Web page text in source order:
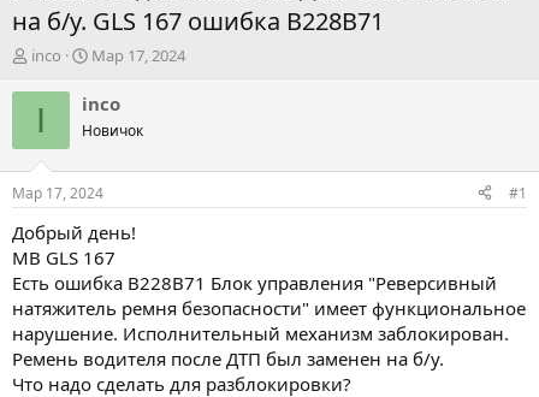
на б/у. GLS 167 ошибка B228B71
А
т
т
м
ы
inco
Д
т
н
ч
а
л
а
Мар 17, 2024
I inco
Новичок
Мар 17, 2024 #1
Добрый день!
MB GLS 167
Есть ошибка B228B71 Блок управления "Реверсивный
натяжитель ремня безопасности" имеет функциональное
нарушение. Иcполнительный механизм заблокирован.
Ремень водителя после ДТП был заменен на б/у.
Что надо сделать для разблокировки?